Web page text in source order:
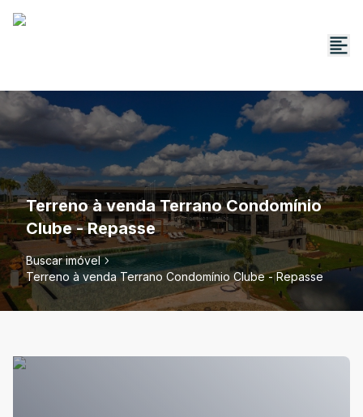
Terreno à venda Terrano Condomínio
Clube - Repasse
Buscar imóvel
Terreno à venda Terrano Condomínio Clube - Repasse